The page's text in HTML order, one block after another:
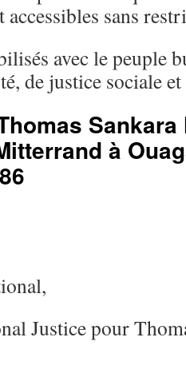
accessibles sans
avec le peuple
de justice sociale
à
Justice pour